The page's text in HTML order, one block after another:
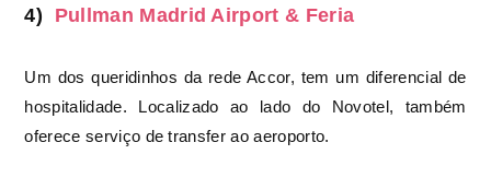
4) Pullman Madrid Airport & Feria
Um dos queridinhos da rede Accor, tem um diferencial de
hospitalidade. Localizado ao lado do Novotel, também
oferece serviço de transfer ao aeroporto.